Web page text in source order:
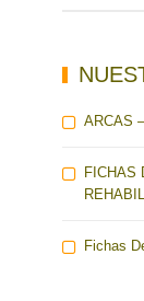
ARCAS
FICHAS
Fichas